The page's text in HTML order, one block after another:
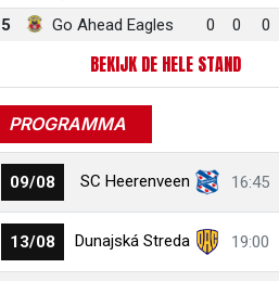
5
Go Ahead Eagles 0 0 0
BEKIJK DE HELE STAND
PROGRAMMA
09/08 SC Heerenveen 16:45
13/08 Dunajská Streda 19:00